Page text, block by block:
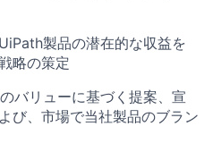
製品の潜在的な収益を
略の策定
バリューに基づく提案、宣
び、市場で当社製品のブラン